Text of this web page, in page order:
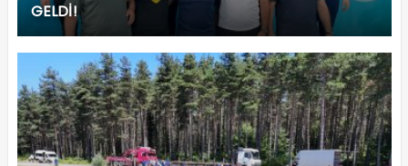
GELDİ!